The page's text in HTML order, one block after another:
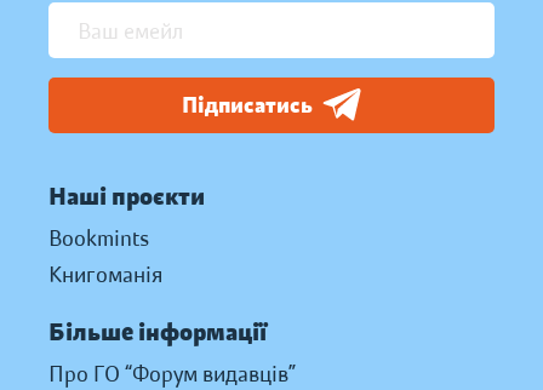
Підписатись
Наші проєкти
Bookmints
Книгоманія
Більше інформації
Про ГО “Форум видавців”